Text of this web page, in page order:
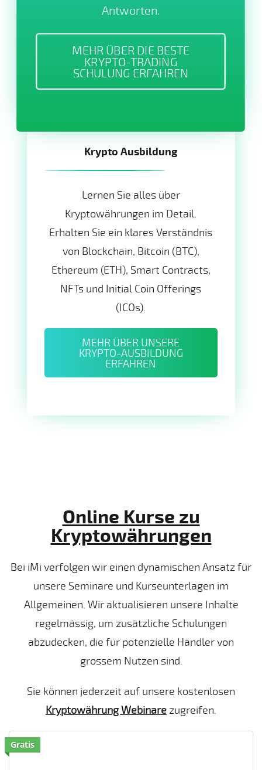
Antworten.
MEHR ÜBER DIE BESTE
KRYPTO-TRADING
SCHULUNG ERFAHREN
Krypto Ausbildung
Lernen Sie alles über
Kryptowährungen im Detail.
Erhalten Sie ein klares Verständnis
von Blockchain, Bitcoin (BTC),
Ethereum (ETH), Smart Contracts,
NFTs und Initial Coin Offerings
(ICOs).
MEHR ÜBER UNSERE
KRYPTO-AUSBILDUNG
ERFAHREN
Online Kurse zu
Kryptowährungen
Bei iMi verfolgen wir einen dynamischen Ansatz für
unsere Seminare und Kurseunterlagen im
Allgemeinen. Wir aktualisieren unsere Inhalte
regelmässig, um zusätzliche Schulungen
abzudecken, die für potenzielle Händler von
grossem Nutzen sind.
Sie können jederzeit auf unsere kostenlosen
Kryptowährung Webinarezugreifen.
Gratis